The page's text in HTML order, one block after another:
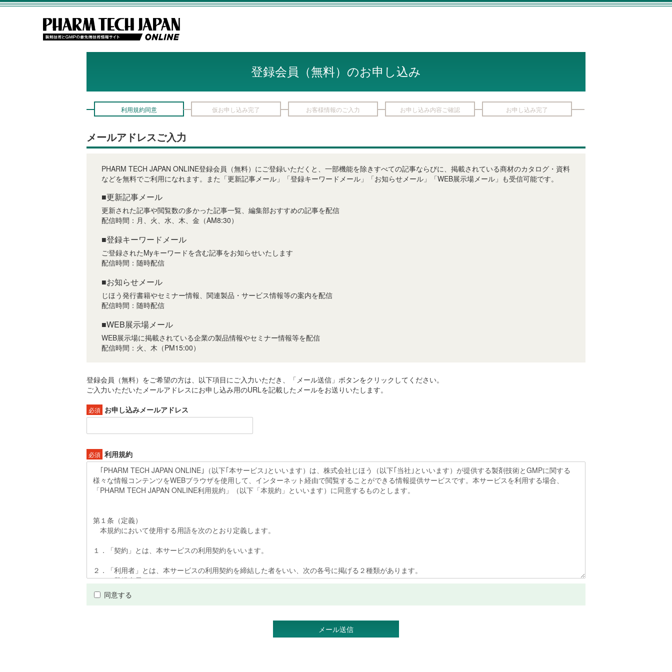
登録会員（無料）のお申し込み
利用規約同意 仮お申し込み完了 お客様情報のご入力 お申し込み内容ご確認 お申し込み完了
メールアドレスご入力
PHARM TECH JAPAN ONLINE登録会員（無料）にご登録いただくと、一部機能を除きすべての記事ならびに、掲載されている商材のカタログ・資料
などを無料でご利用になれます。また「更新記事メール」「登録キーワードメール」「お知らせメール」「WEB展示場メール」も受信可能です。
■更新記事メール
更新された記事や閲覧数の多かった記事一覧、編集部おすすめの記事を配信
配信時間：月、火、水、木、金（AM8:30）
■登録キーワードメール
ご登録されたMyキーワードを含む記事をお知らせいたします
配信時間：随時配信
■お知らせメール
じほう発行書籍やセミナー情報、関連製品・サービス情報等の案内を配信
配信時間：随時配信
■WEB展示場メール
WEB展示場に掲載されている企業の製品情報やセミナー情報等を配信
配信時間：火、木（PM15:00）
登録会員（無料）をご希望の方は、以下項目にご入力いただき、「メール送信」ボタンをクリックしてください。
ご入力いただいたメールアドレスにお申し込み用のURLを記載したメールをお送りいたします。
必須 お申し込みメールアドレス
必須 利用規約
同意する